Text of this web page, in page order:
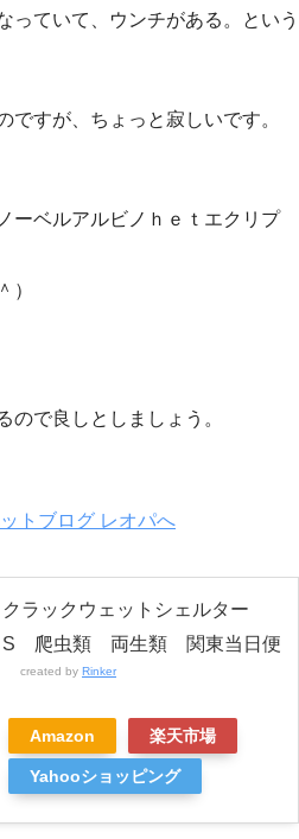
っていて、ウンチがある。という
ですが、ちょっと寂しいです。
ーベルアルビノｈｅｔエクリプ
）
ので良しとしましょう。
クラックウェットシェルター
S 爬虫類 両生類 関東当日便
created by Rinker
Amazon 楽天市場
Yahooショッピング